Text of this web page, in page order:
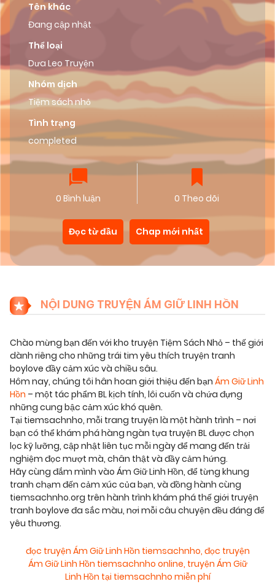
Tên khác
Đang cập nhật
Thể loại
Dưa Leo Truyện
Nhóm dịch
Tiệm sách nhỏ
Tình trạng
completed
0 Bình luận 0 Theo dõi
Đọc từ đầu Chap mới nhất
NỘI DUNG TRUYỆN ÁM GIỮ LINH HỒN
Chào mừng bạn đến với kho truyện Tiệm Sách Nhỏ – thế giới
dành riêng cho những trái tim yêu thích truyện tranh
boylove đầy cảm xúc và chiều sâu.
Hôm nay, chúng tôi hân hoan giới thiệu đến bạn Ám Giữ Linh
Hồn – một tác phẩm BL kịch tính, lôi cuốn và chứa đựng
những cung bậc cảm xúc khó quên.
Tại tiemsachnho, mỗi trang truyện là một hành trình – nơi
bạn có thể khám phá hàng ngàn tựa truyện BL được chọn
lọc kỹ lưỡng, cập nhật liên tục mỗi ngày để mang đến trải
nghiệm đọc mượt mà, chân thật và đầy cảm hứng.
Hãy cùng đắm mình vào Ám Giữ Linh Hồn, để từng khung
tranh chạm đến cảm xúc của bạn, và đồng hành cùng
tiemsachnho.org trên hành trình khám phá thế giới truyện
tranh boylove đa sắc màu, nơi mỗi câu chuyện đều đáng để
yêu thương.
đọc truyện Ám Giữ Linh Hồn tiemsachnho, đọc truyện
Ám Giữ Linh Hồn tiemsachnho online, truyện Ám Giữ
Linh Hồn tại tiemsachnho miễn phí